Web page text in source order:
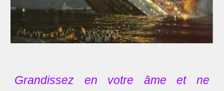
Grandissez en votre âme et ne